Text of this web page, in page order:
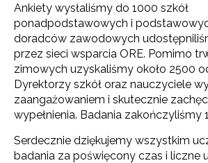
Ankiety wysłaliśmy do 1000 szkół
ponadpodstawowych i
doradców zawodowych
przez sieci wsparcia ORE. Pomimo
zimowych uzyskaliśmy około 2500
Dyrektorzy szkół oraz nauczyciele
zaangażowaniem i skutecznie
wypełnienia. Badania zakończyliśmy
Serdecznie dziękujemy wszystkim
badania za poświęcony czas i liczne